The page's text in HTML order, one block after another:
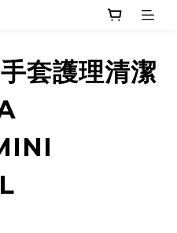
套護理清潔